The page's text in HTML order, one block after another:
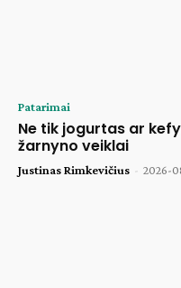
Patarimai
Ne tik jogurtas ar
žarnyno veiklai
Justinas Rimkevičius - 2026-